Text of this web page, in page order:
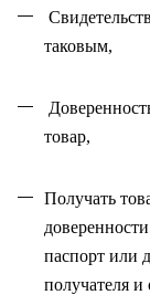
таковым,
товар,
Получать
паспорт или
получателя и